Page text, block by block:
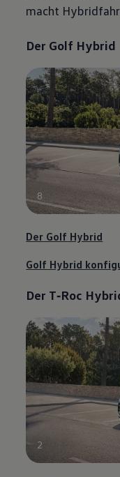
macht
Der Golf Hybrid
8
Der Golf Hybrid
Golf Hybrid
Der T‑Roc
2